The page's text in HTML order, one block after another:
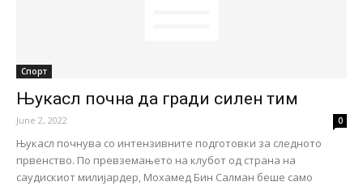
Спорт
Њукасл почна да гради силен тим
June 2, 2022 0
Њукасл почнува со интензивните подготовки за следното
првенство. По превземањето на клубот од страна на
саудискиот милијардер, Мохамед Бин Салман беше само